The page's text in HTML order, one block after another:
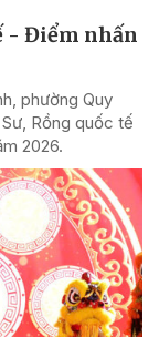
- Điểm nhấn
phường Quy
Rồng quốc tế
2026.